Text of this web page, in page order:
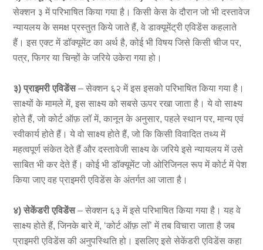
सेक्शन ३ में परिभाषित किया गया है। किसी केस के दौरान जो भी दस्तावेज
न्यायलय के समक्ष प्रस्तुत किये जाते हैं, वे डाक्यूमेंट्री एविडेंस कहलाते
हैं। इस एक्ट में डॉक्यूमेंट का अर्थ है, कोई भी विषय जिसे किसी चीज पर,
पत्र, फिगर या चिन्हों के जरिये उकेरा गया हो।
३) प्राइमरी एविडेंस– सेक्शन ६२ में इस इसको परिभाषित किया गया है।
साक्ष्यों के मामले में, इस साक्ष्य को सबसे ऊपर रखा जाता है। ये वो साक्ष्य
होते हैं, जो कोर्ट ऑफ़ लॉ में, कानून के अनुसार, पहले स्थान पर, मान्य एवं
स्वीकार्य होते हैं। ये वो साक्ष्य होते हैं, जो कि किसी विवादित तथ्य में
महत्वपूर्ण संकेत देते हैं और दस्तावेजी साक्ष्य के जरिये इसे न्यायलय में उसे
साबित भी कर देते हैं। कोई भी डॉक्यूमेंट जो ओरिजिनल रूप में कोर्ट में पेश
किया जाए वह प्राइमरी एविडेंस के अंतर्गत आ जाता है।
४) सेकेंडरी एविडेंस– सेक्शन ६३ में इसे परिभाषित किया गया है। यह वे
साक्ष्य होते हैं, जिनके बारे में, ‘कोर्ट ऑफ़ लॉ’ में तब विचारा जाता है जब
प्राइमरी एविडेंस की अनुपस्थिति हो। इसलिए इसे सेकेंडरी एविडेंस कहा